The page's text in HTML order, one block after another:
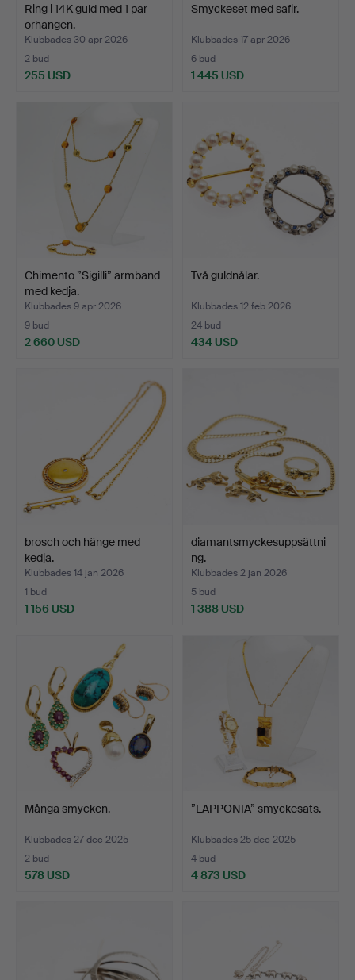
Ring i 14K guld med 1 par
örhängen.
Klubbades 30 apr 2026
2 bud
255 USD
Smyckeset med safir.
Klubbades 17 apr 2026
6 bud
1 445 USD
Chimento ”Sigilli” armband
med kedja.
Klubbades 9 apr 2026
9 bud
2 660 USD
Två guldnålar.
Klubbades 12 feb 2026
24 bud
434 USD
brosch och hänge med
kedja.
Klubbades 14 jan 2026
1 bud
1 156 USD
diamantsmyckesuppsättni
ng.
Klubbades 2 jan 2026
5 bud
1 388 USD
Många smycken.
Klubbades 27 dec 2025
2 bud
578 USD
”LAPPONIA” smyckesats.
Klubbades 25 dec 2025
4 bud
4 873 USD